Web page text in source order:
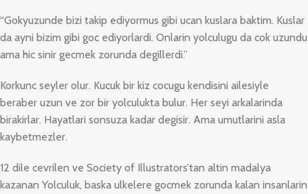
“Gokyuzunde bizi takip ediyormus gibi ucan kuslara baktim. Kuslar
da ayni bizim gibi goc ediyorlardi. Onlarin yolculugu da cok uzundu
ama hic sinir gecmek zorunda degillerdi.”
Korkunc seyler olur. Kucuk bir kiz cocugu kendisini ailesiyle
beraber uzun ve zor bir yolculukta bulur. Her seyi arkalarinda
birakirlar. Hayatlari sonsuza kadar degisir. Ama umutlarini asla
kaybetmezler.
12 dile cevrilen ve Society of Illustrators’tan altin madalya
kazanan Yolculuk, baska ulkelere gocmek zorunda kalan insanlarin